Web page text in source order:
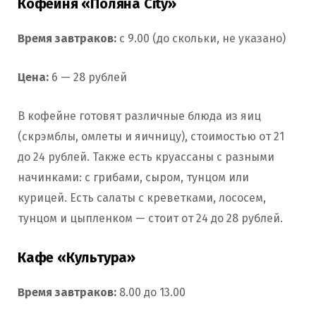
Кофейня «Поляна City»
Время завтраков: с 9.00 (до скольки, не указано)
Цена: 6 — 28 рублей
В кофейне готовят различные блюда из яиц
(скрэмблы, омлеты и яичницу), стоимостью от 21
до 24 рублей. Также есть круассаны с разными
начинками: с грибами, сыром, тунцом или
курицей. Есть салаты с креветками, лососем,
тунцом и цыпленком — стоит от 24 до 28 рублей.
Кафе «Культура»
Время завтраков: 8.00 до 13.00